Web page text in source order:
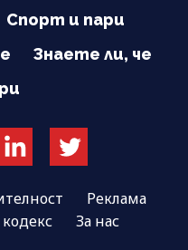
Спорт и пари
Знаете ли, че
Реклама
За нас